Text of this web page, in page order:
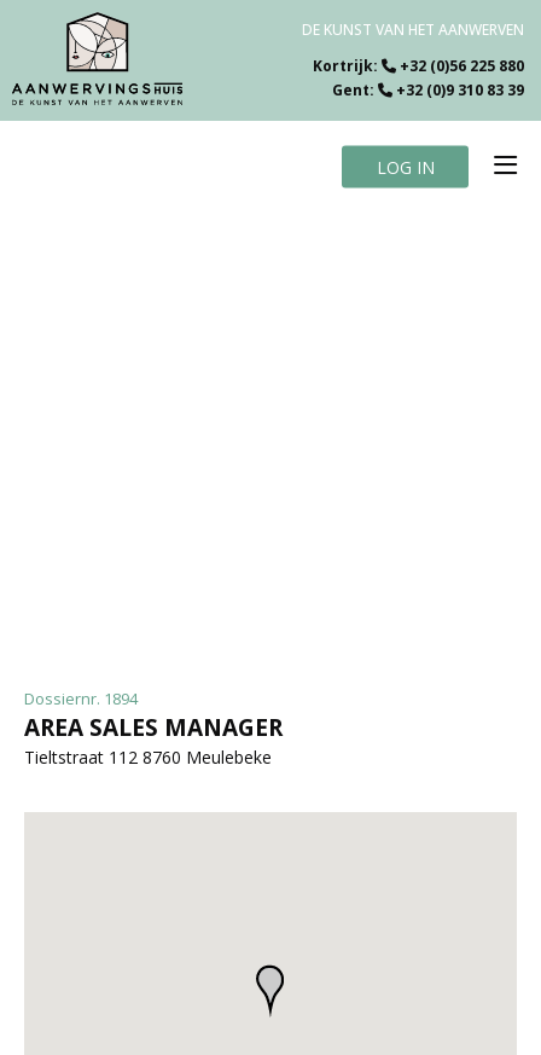
DE KUNST VAN HET AANWERVEN
Kortrijk:
+32 (0)56 225 880
Gent:
+32 (0)9 310 83 39
LOG IN
Dossiernr. 1894
AREA SALES MANAGER
Tieltstraat 112 8760 Meulebeke